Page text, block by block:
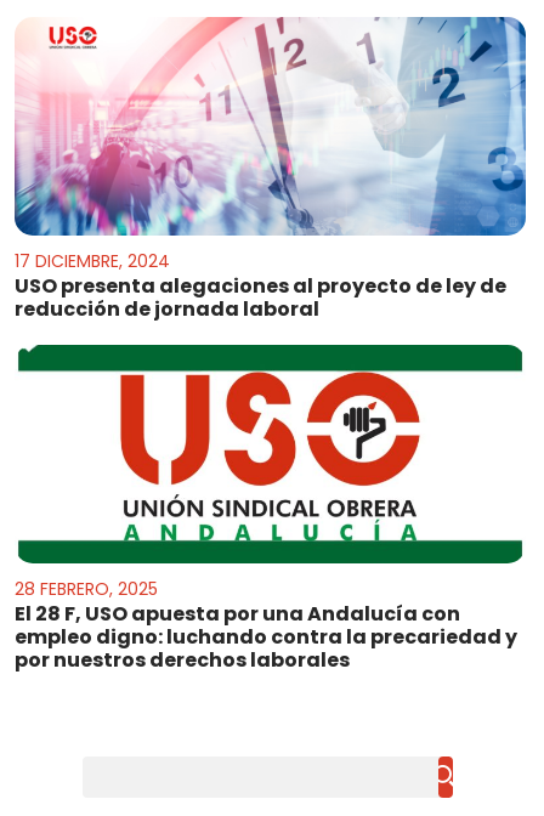
17 DICIEMBRE, 2024
USO presenta alegaciones al proyecto de ley de
reducción de jornada laboral
28 FEBRERO, 2025
El 28 F, USO apuesta por una Andalucía con
empleo digno: luchando contra la precariedad y
por nuestros derechos laborales